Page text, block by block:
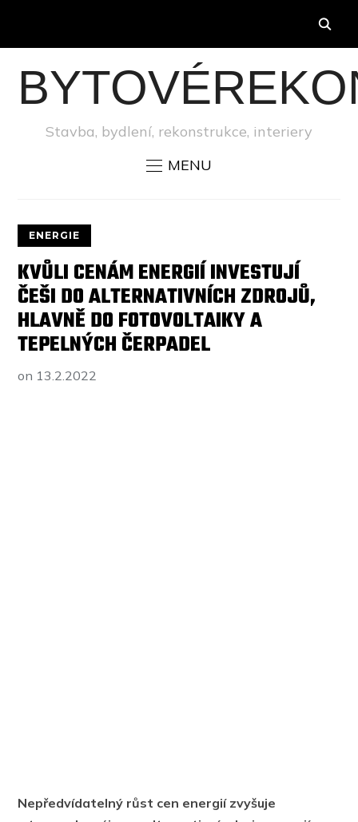
Stavba, bydlení, rekonstrukce, interiery
MENU
ENERGIE
KVŮLI CENÁM ENERGIÍ INVESTUJÍ
ČEŠI DO ALTERNATIVNÍCH ZDROJŮ,
HLAVNĚ DO FOTOVOLTAIKY A
TEPELNÝCH ČERPADEL
on 13.2.2022
Nepředvídatelný růst cen energií zvyšuje